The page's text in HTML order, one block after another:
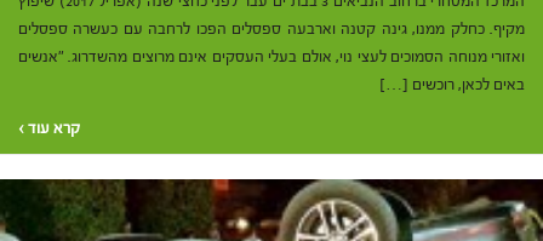
מקיף. כחלק ממנו, גינה קטנה וארבעה ספסלים הפכו לרחבה עם כעשרה ספסלים
ואזורי מנוחה הסמוכים לעצי נוי, אולם בעלי העסקים אינם מרוצים מהשדרוג. "אנשים
באים לכאן, רוכשים […]
קרא עוד ›